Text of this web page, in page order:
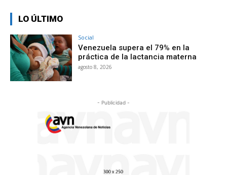
LO ÚLTIMO
Social
Venezuela supera el 79% en la
práctica de la lactancia materna
agosto 8, 2026
- Publicidad -